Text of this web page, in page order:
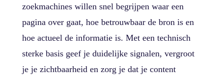
zoekmachines willen snel begrijpen waar een
pagina over gaat, hoe betrouwbaar de bron is en
hoe actueel de informatie is. Met een technisch
sterke basis geef je duidelijke signalen, vergroot
je je zichtbaarheid en zorg je dat je content